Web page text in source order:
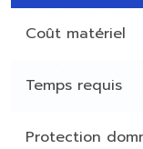
Coût matériel
Temps requis
Protection